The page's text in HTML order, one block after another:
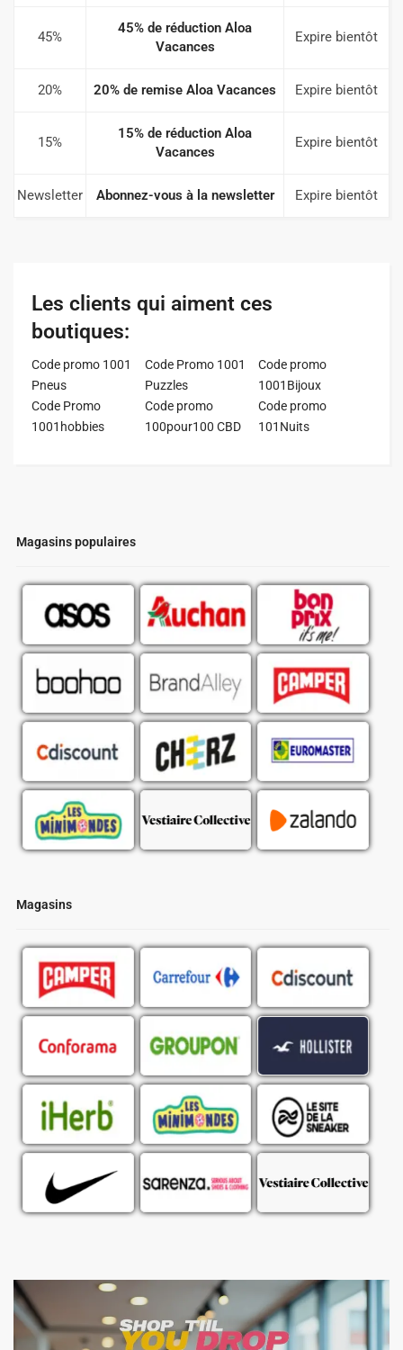
Magasins populaires
Magasins
45%
45% de réduction Aloa
Vacances
Expire bientôt
20% 20% de remise Aloa Vacances Expire bientôt
15%
15% de réduction Aloa
Vacances
Expire bientôt
Newsletter Abonnez-vous à la newsletter Expire bientôt
Les clients qui aiment ces
boutiques:
Code promo 1001
Pneus
Code Promo 1001
Puzzles
Code promo
1001Bijoux
Code Promo
1001hobbies
Code promo
100pour100 CBD
Code promo
101Nuits